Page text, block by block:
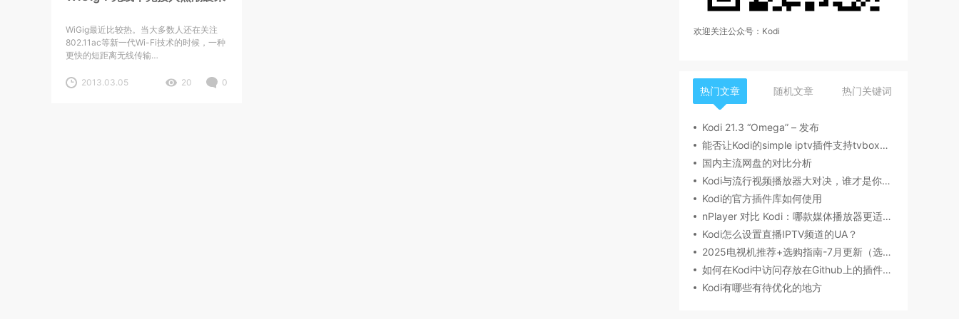
WiGig最近比较热。当大多数人还在关注
802.11ac等新一代Wi-Fi技术的时候，一种
更快的短距离无线传输…
2013.03.05 20 0
欢迎关注公众号：Kodi
热门文章 随机文章 热门关键词
Kodi 21.3 “Omega” – 发布
能否让Kodi的simple iptv插件支持tvbox的源
国内主流网盘的对比分析
Kodi与流行视频播放器大对决，谁才是你的菜？
Kodi的官方插件库如何使用
nPlayer 对比 Kodi：哪款媒体播放器更适合你？
Kodi怎么设置直播IPTV频道的UA？
2025电视机推荐+选购指南-7月更新（选购要点，产品型号，品牌推荐，有无开机广告等）丨索尼、海信/Vidda、雷鸟、小米、TCL、华为电视哪个牌子好？
如何在Kodi中访问存放在Github上的插件文件
Kodi有哪些有待优化的地方